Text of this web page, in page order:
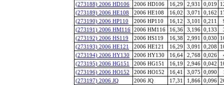
(273188) 2006 HD106
2006 HD106 16,29 2,931 0,019
(273189) 2006 HE108
2006 HE108 16,02 3,071 0,162
(273190) 2006 HP110
2006 HP110 16,12 3,101 0,211
(273191) 2006 HM116 2006 HM116 16,36 3,196 0,133
(273192) 2006 HS119
2006 HS119 16,38 2,991 0,030
(273193) 2006 HE121
2006 HE121 16,29 3,091 0,208
(273194) 2006 HY130
2006 HY130 16,64 2,768 0,026
(273195) 2006 HG151
2006 HG151 16,19 2,946 0,042
(273196) 2006 HO152
2006 HO152 16,41 3,075 0,090
(273197) 2006 JQ
2006 JQ 17,31 1,866 0,096